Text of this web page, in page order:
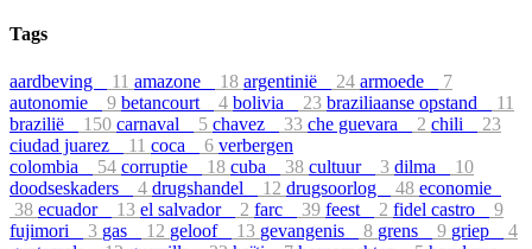
Tags
aardbeving 11 amazone 18 argentinië 24 armoede
7
autonomie
9 betancourt 4 bolivia 23 braziliaanse opstand
11
brazilië
150 carnaval 5 chavez 33 che guevara 2 chili
23
ciudad juarez
11 coca 6 verbergen
colombia
54 corruptie 18 cuba 38 cultuur 3 dilma
10
doodseskaders
4 drugshandel 12 drugsoorlog 48 economie
38 ecuador 13 el salvador 2 farc 39 feest 2 fidel castro
9
fujimori
3 gas 12 geloof 13 gevangenis 8 grens 9 griep
4